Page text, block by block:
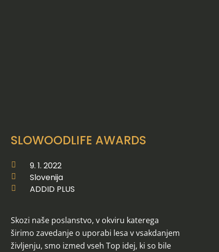
SLOWOODLIFE AWARDS
 9. 1. 2022
 Slovenija
 ADDID PLUS
Skozi naše poslanstvo, v okviru katerega
širimo zavedanje o uporabi lesa v vsakdanjem
življenju, smo izmed vseh Top idej, ki so bile